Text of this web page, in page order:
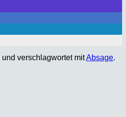
und verschlagwortet mitAbsage.